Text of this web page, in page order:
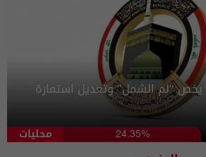
يخص "لم الشمل" وتعديل استمارة
محليات 24.35%